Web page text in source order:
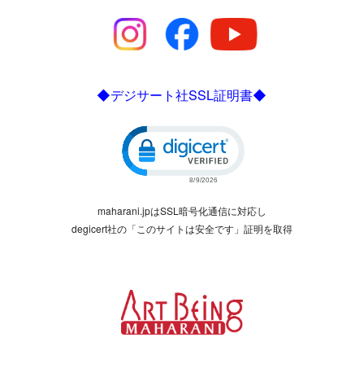
◆デジサート社SSL証明書◆
maharani.jpはSSL暗号化通信に対応し
degicert社の「このサイトは安全です」証明を取得